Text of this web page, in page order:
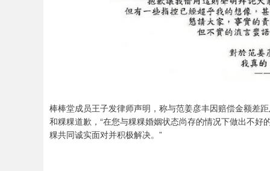
棒棒堂成员王子发律师声明，称与范姜彦丰因赔偿金额差
和粿粿道歉，“在您与粿粿婚姻状态尚存的情况下做出不好
粿共同诚实面对并积极解决。”